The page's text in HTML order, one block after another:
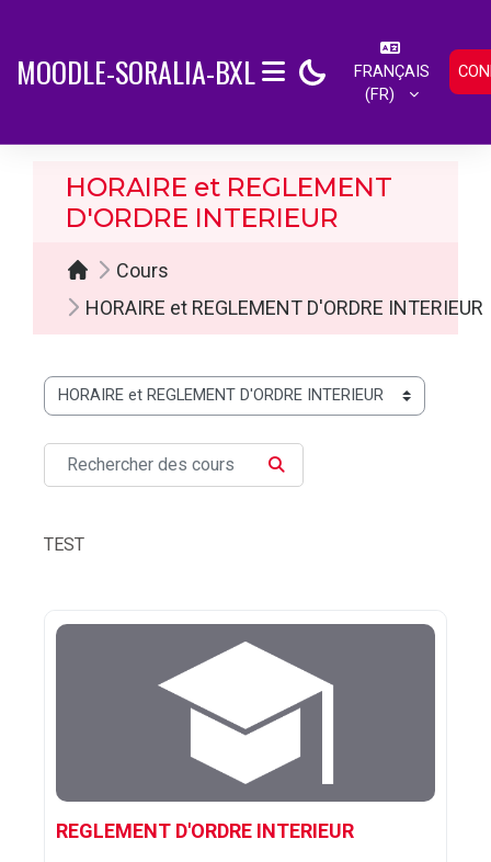
MOODLE-SORALIA-BXL PANNEAU LATÉRAL
FRANÇAIS
‎(FR)‎
HORAIRE et REGLEMENT
D'ORDRE INTERIEUR
Cours
HORAIRE et REGLEMENT D'ORDRE INTERIEUR
Catégories de cours
Rechercher des cours
RECHERCHER DES COURS
TEST
REGLEMENT D'ORDRE INTERIEUR